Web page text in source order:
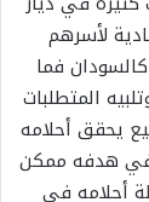
لأسرهم
فما
المتطلبات
يحقق أحلامه
في هدفه ممكن
أحلامه في